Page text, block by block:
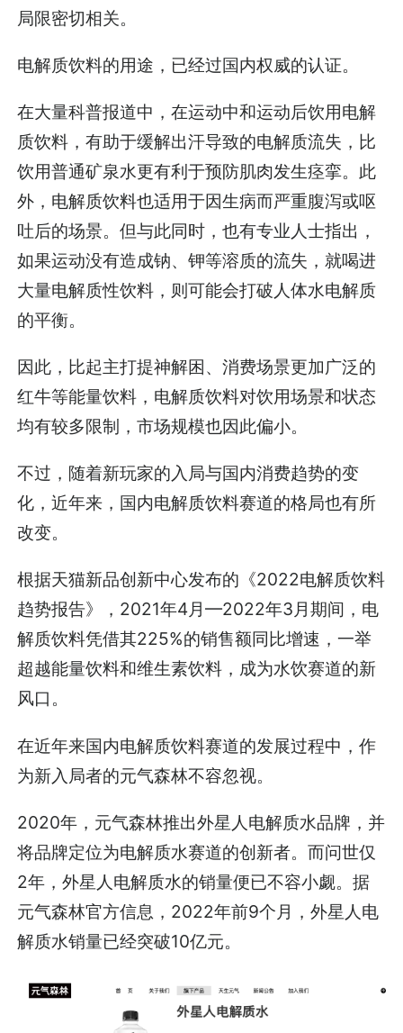
局限密切相关。
电解质饮料的用途，已经过国内权威的认证。
在大量科普报道中，在运动中和运动后饮用电解
质饮料，有助于缓解出汗导致的电解质流失，比
饮用普通矿泉水更有利于预防肌肉发生痉挛。此
外，电解质饮料也适用于因生病而严重腹泻或呕
吐后的场景。但与此同时，也有专业人士指出，
如果运动没有造成钠、钾等溶质的流失，就喝进
大量电解质性饮料，则可能会打破人体水电解质
的平衡。
因此，比起主打提神解困、消费场景更加广泛的
红牛等能量饮料，电解质饮料对饮用场景和状态
均有较多限制，市场规模也因此偏小。
不过，随着新玩家的入局与国内消费趋势的变
化，近年来，国内电解质饮料赛道的格局也有所
改变。
根据天猫新品创新中心发布的《2022电解质饮料
趋势报告》，2021年4月—2022年3月期间，电
解质饮料凭借其225%的销售额同比增速，一举
超越能量饮料和维生素饮料，成为水饮赛道的新
风口。
在近年来国内电解质饮料赛道的发展过程中，作
为新入局者的元气森林不容忽视。
2020年，元气森林推出外星人电解质水品牌，并
将品牌定位为电解质水赛道的创新者。而问世仅
2年，外星人电解质水的销量便已不容小觑。据
元气森林官方信息，2022年前9个月，外星人电
解质水销量已经突破10亿元。